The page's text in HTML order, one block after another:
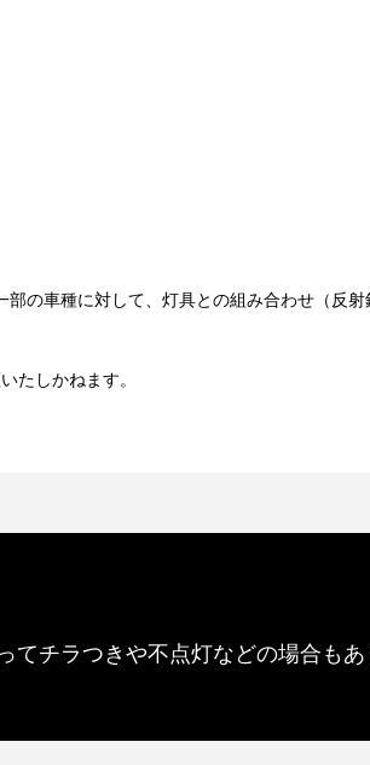
の車種に対して、灯具との組み合わせ（反
たしかねます。
チラつきや不点灯などの場合も